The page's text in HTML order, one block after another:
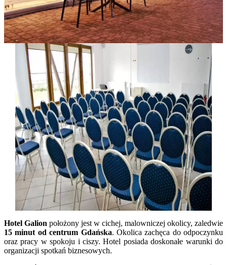
Hotel Galion położony jest w cichej, malowniczej okolicy, zaledwie
15 minut od centrum Gdańska. Okolica zachęca do odpoczynku
oraz pracy w spokoju i ciszy. Hotel posiada doskonałe warunki do
organizacji spotkań biznesowych.